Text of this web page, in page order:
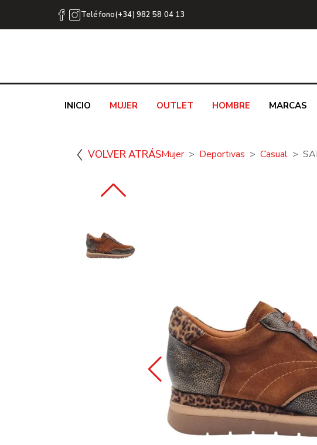
Teléfono(+34) 982 58 04 13
INICIO MUJER OUTLET HOMBRE MARCAS
VOLVER ATRÁSMujer Deportivas Casual